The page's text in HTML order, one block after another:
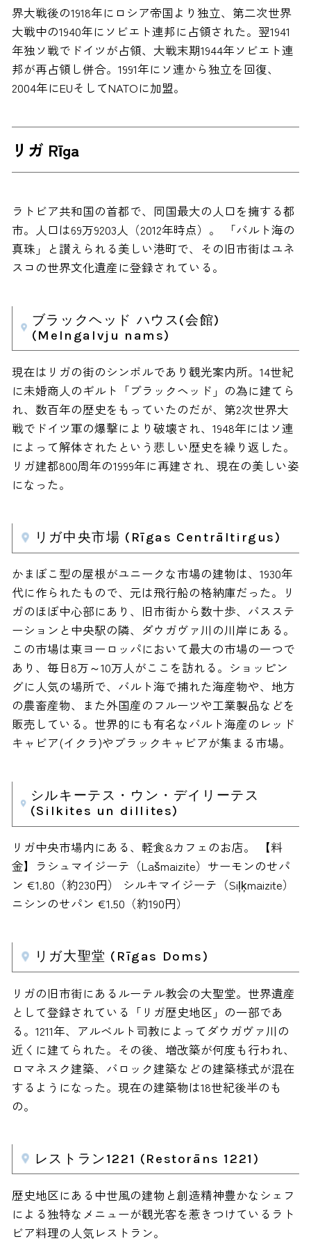
界大戦後の1918年にロシア帝国より独立、第二次世界
大戦中の1940年にソビエト連邦に占領された。翌1941
年独ソ戦でドイツが占領、大戦末期1944年ソビエト連
邦が再占領し併合。1991年にソ連から独立を回復、
2004年にEUそしてNATOに加盟。
リガ Rīga
ラトビア共和国の首都で、同国最大の人口を擁する都
市。人口は69万9203人（2012年時点）。 「バルト海の
真珠」と讃えられる美しい港町で、その旧市街はユネ
スコの世界文化遺産に登録されている。
ブラックヘッド ハウス(会館)
(Melngalvju nams)
現在はリガの街のシンボルであり観光案内所。14世紀
に未婚商人のギルト「ブラックヘッド」の為に建てら
れ、数百年の歴史をもっていたのだが、第2次世界大
戦でドイツ軍の爆撃により破壊され、1948年にはソ連
によって解体されたという悲しい歴史を繰り返した。
リガ建都800周年の1999年に再建され、現在の美しい姿
になった。
リガ中央市場 (Rīgas Centrāltirgus)
かまぼこ型の屋根がユニークな市場の建物は、1930年
代に作られたもので、元は飛行船の格納庫だった。リ
ガのほぼ中心部にあり、旧市街から数十歩、バスステ
ーションと中央駅の隣、ダウガヴァ川の川岸にある。
この市場は東ヨーロッパにおいて最大の市場の一つで
あり、毎日8万～10万人がここを訪れる。ショッピン
グに人気の場所で、バルト海で捕れた海産物や、地方
の農畜産物、また外国産のフルーツや工業製品などを
販売している。世界的にも有名なバルト海産のレッド
キャビア(イクラ)やブラックキャビアが集まる市場。
シルキーテス・ウン・デイリーテス
(Silkites un dillites)
リガ中央市場内にある、軽食&カフェのお店。 【料
金】ラシュマイジーテ（Lašmaizite）サーモンのせパ
ン €1.80（約230円） シルキマイジーテ（Siļķmaizite）
ニシンのせパン €1.50（約190円）
リガ大聖堂 (Rīgas Doms)
リガの旧市街にあるルーテル教会の大聖堂。世界遺産
として登録されている「リガ歴史地区」の一部であ
る。1211年、アルベルト司教によってダウガヴァ川の
近くに建てられた。その後、増改築が何度も行われ、
ロマネスク建築、バロック建築などの建築様式が混在
するようになった。現在の建築物は18世紀後半のも
の。
レストラン1221 (Restorāns 1221)
歴史地区にある中世風の建物と創造精神豊かなシェフ
による独特なメニューが観光客を惹きつけているラト
ビア料理の人気レストラン。